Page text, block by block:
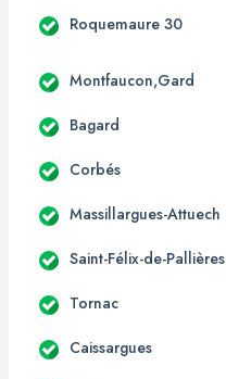
Roquemaure 30
Montfaucon,Gard
Bagard
Corbés
Massillargues-Attuech
Saint-Félix-de-Pallières
Tornac
Caissargues